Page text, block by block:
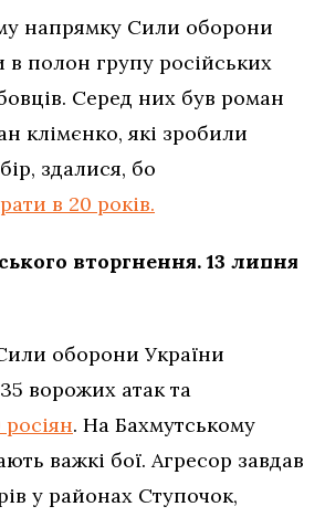
напрямку Сили оборони
в полон групу російських
Серед них був роман
клімєнко, які зробили
здалися, бо
в 20 років.
вторгнення. 13 липня
оборони України
ворожих атак та
росіян. На Бахмутському
важкі бої. Агресор завдав
у районах Ступочок,